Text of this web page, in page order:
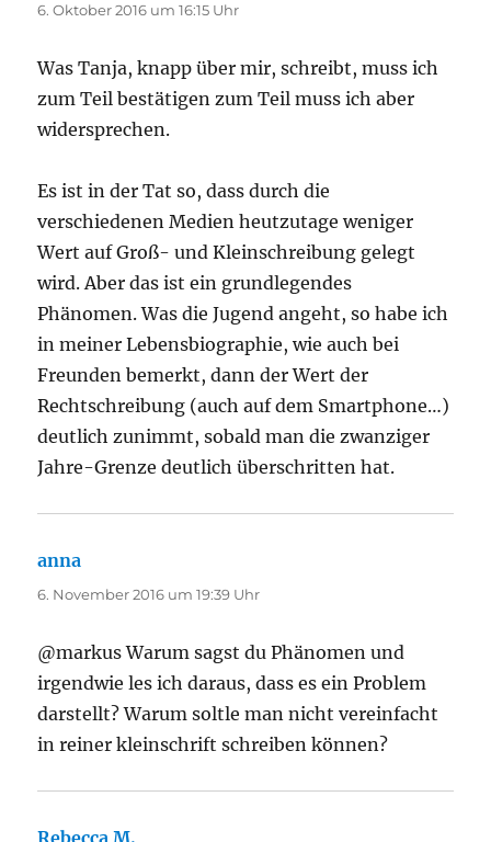
6. Oktober 2016 um 16:15 Uhr
Was Tanja, knapp über mir, schreibt, muss ich
zum Teil bestätigen zum Teil muss ich aber
widersprechen.
Es ist in der Tat so, dass durch die
verschiedenen Medien heutzutage weniger
Wert auf Groß- und Kleinschreibung gelegt
wird. Aber das ist ein grundlegendes
Phänomen. Was die Jugend angeht, so habe ich
in meiner Lebensbiographie, wie auch bei
Freunden bemerkt, dann der Wert der
Rechtschreibung (auch auf dem Smartphone…)
deutlich zunimmt, sobald man die zwanziger
Jahre-Grenze deutlich überschritten hat.
anna
6. November 2016 um 19:39 Uhr
@markus Warum sagst du Phänomen und
irgendwie les ich daraus, dass es ein Problem
darstellt? Warum soltle man nicht vereinfacht
in reiner kleinschrift schreiben können?